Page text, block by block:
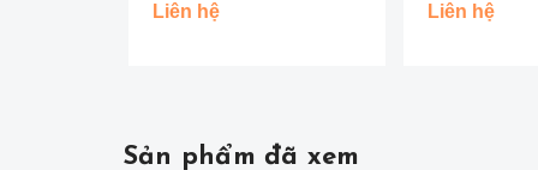
Đồng Tiền )
Liên hệ Liên hệ
Sản phẩm đã xem